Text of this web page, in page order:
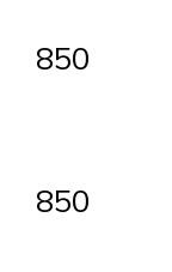
850
850